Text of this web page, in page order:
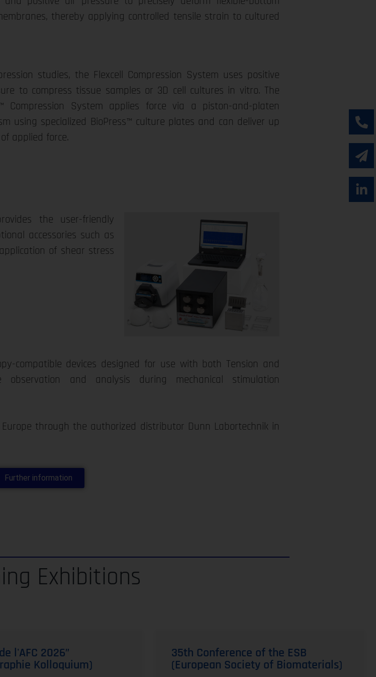
thereby applying controlled tensile strain to cultured
studies, the Flexcell Compression System uses positive
to compress tissue samples or 3D cell cultures in vitro. The
Compression System applies force via a piston-and-platen
using specialized BioPress™ culture plates and can deliver up
applied force.
the user-friendly
accessories such as
of shear stress
compatible devices designed for use with both Tension and
observation and analysis during mechanical stimulation
through the authorized distributor Dunn Labortechnik in
Further information
Exhibitions
l'AFC 2026”
Kolloquium)
35th Conference of the ESB
(European Society of Biomaterials)